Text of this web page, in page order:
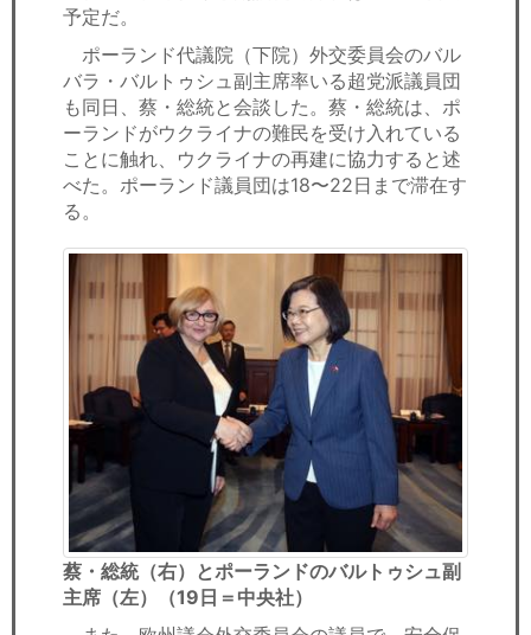
予定だ。
ポーランド代議院（下院）外交委員会のバル
バラ・バルトゥシュ副主席率いる超党派議員団
も同日、蔡・総統と会談した。蔡・総統は、ポ
ーランドがウクライナの難民を受け入れている
ことに触れ、ウクライナの再建に協力すると述
べた。ポーランド議員団は18〜22日まで滞在す
る。
蔡・総統（右）とポーランドのバルトゥシュ副
主席（左）（19日＝中央社）